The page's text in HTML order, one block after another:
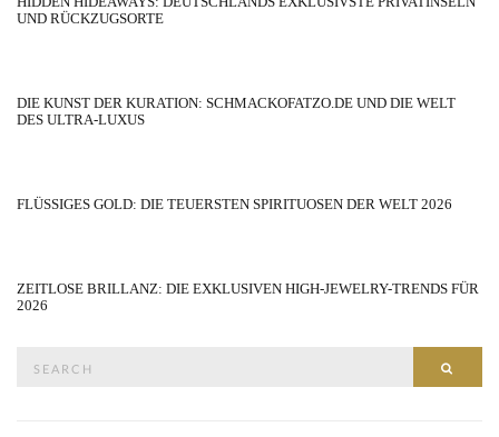
UND RÜCKZUGSORTE
DIE KUNST DER KURATION: SCHMACKOFATZO.DE UND DIE WELT
DES ULTRA-LUXUS
FLÜSSIGES GOLD: DIE TEUERSTEN SPIRITUOSEN DER WELT 2026
ZEITLOSE BRILLANZ: DIE EXKLUSIVEN HIGH-JEWELRY-TRENDS FÜR
2026